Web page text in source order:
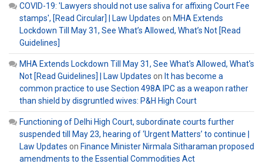
COVID-19: 'Lawyers should not use saliva for affixing Court Fee
stamps', [Read Circular] | Law Updates on MHA Extends
Lockdown Till May 31, See What’s Allowed, What’s Not [Read
Guidelines]
MHA Extends Lockdown Till May 31, See What's Allowed, What's
Not [Read Guidelines] | Law Updates on It has become a
common practice to use Section 498A IPC as a weapon rather
than shield by disgruntled wives: P&H High Court
Functioning of Delhi High Court, subordinate courts further
suspended till May 23, hearing of ‘Urgent Matters’ to continue |
Law Updates on Finance Minister Nirmala Sitharaman proposed
amendments to the Essential Commodities Act